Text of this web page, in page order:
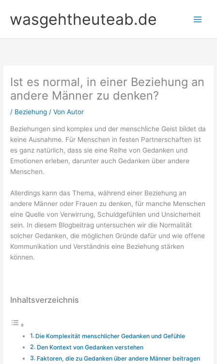
Inhalt
springen
wasgehtheuteab.de
Ist es normal, in einer Beziehung an
andere Männer zu denken?
/ Beziehung / VonAutor
Beziehungen sind komplex und der menschliche Geist bildet da
keine Ausnahme. Für Menschen in festen Partnerschaften ist
es ganz natürlich, dass sie eine Reihe von Gedanken und
Emotionen erleben, darunter auch Gedanken über andere
Menschen.
Allerdings kann das Thema, während einer Beziehung an
andere Männer oder Frauen zu denken, für manche Menschen
eine Quelle von Verwirrung, Schuldgefühlen und Unsicherheit
sein. In diesem Blogbeitrag untersuchen wir die Normalität
solcher Gedanken, die möglichen Gründe dafür und wie offene
Kommunikation und Verständnis eine Beziehung stärken
können.
Inhaltsverzeichnis
Die Komplexität menschlicher Gedanken und Gefühle
Den Kontext von Gedanken verstehen
Faktoren, die zu Gedanken über andere Männer beitragen